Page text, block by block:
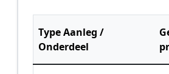
Type Aanleg /
Onderdeel